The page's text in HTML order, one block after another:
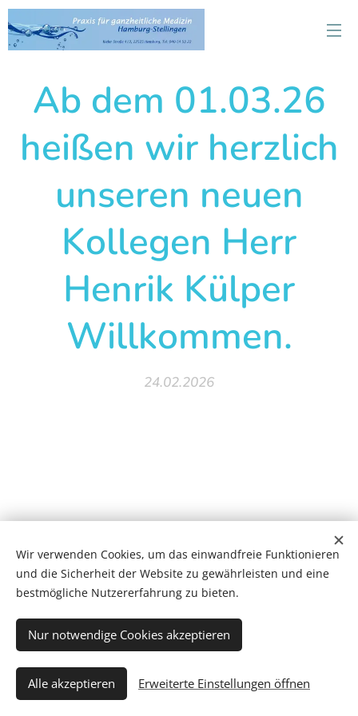
Ab dem 01.03.26
heißen wir herzlich
unseren neuen
Kollegen Herr
Henrik Külper
Willkommen.
24.02.2026
Praxis für ganzheitliche Medizin Hamburg-Stellingen, Kieler Straße
413, 22525 Hamburg
Datenschutz
Cookies
Wir verwenden Cookies, um das einwandfreie Funktionieren
und die Sicherheit der Website zu gewährleisten und eine
bestmögliche Nutzererfahrung zu bieten.
Nur notwendige Cookies akzeptieren
Alle akzeptieren Erweiterte Einstellungen öffnen